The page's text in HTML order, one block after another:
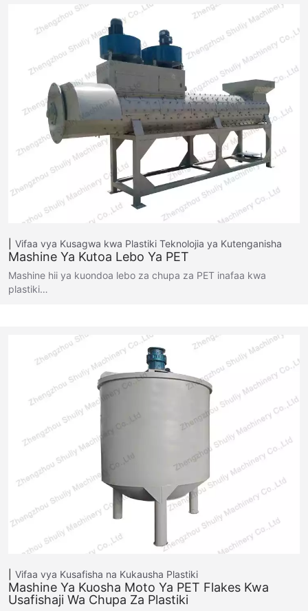
Vifaa vya Kusagwa kwa Plastiki Teknolojia ya Kutenganisha
Mashine Ya Kutoa Lebo Ya PET
Mashine hii ya kuondoa lebo za chupa za PET inafaa kwa
plastiki…
Vifaa vya Kusafisha na Kukausha Plastiki
Mashine Ya Kuosha Moto Ya PET Flakes Kwa
Usafishaji Wa Chupa Za Plastiki